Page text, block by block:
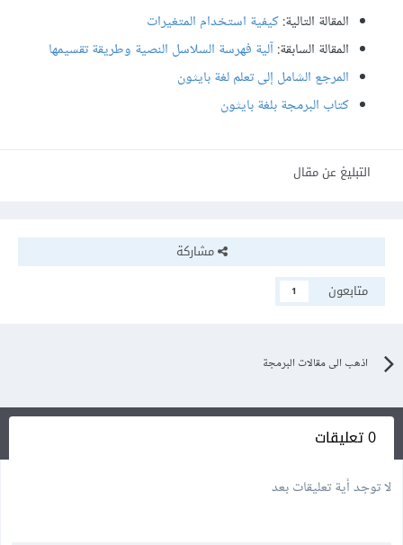
المقالة التالية:كيفية استخدام المتغيرات
المقالة السابقة:آلية فهرسة السلاسل النصية وطريقة تقسيمها
المرجع الشامل إلى تعلم لغة بايثون
كتاب البرمجة بلغة بايثون
التبليغ عن مقال
مشاركة
متابعون
1
اذهب الى مقالات البرمجة
0 تعليقات
لا توجد أية تعليقات بعد